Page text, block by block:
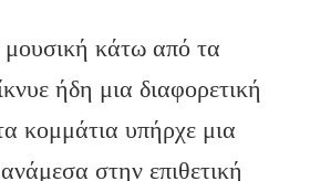
κάτω από τα
ήδη μια διαφορετική
κομμάτια υπήρχε μια
στην επιθετική